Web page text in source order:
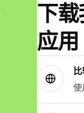
下
应用
使